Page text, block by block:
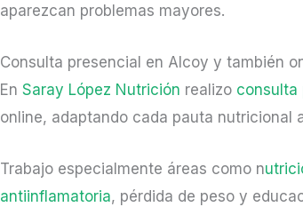
aparezcan problemas mayores.
Consulta presencial en Alcoy y también
EnSaray López Nutrición realizo consulta
online, adaptando cada pauta nutricional
Trabajo especialmente áreas como n
antiinflamatoria, pérdida de peso y